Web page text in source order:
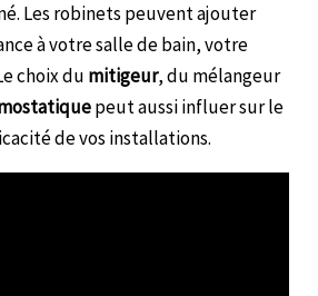
Les robinets peuvent ajouter
à votre salle de bain, votre
choix du mitigeur, du mélangeur
peut aussi influer sur le
de vos installations.